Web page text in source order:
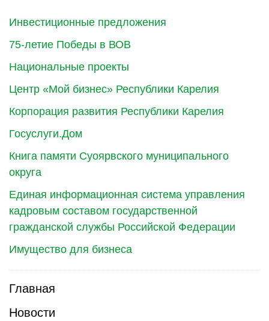
Инвестиционные предложения
75-летие Победы в ВОВ
Национальные проекты
Центр «Мой бизнес» Республики Карелия
Корпорация развития Республики Карелия
Госуслуги.Дом
Книга памяти Суоярвского муниципального
округа
Единая информационная система управления
кадровым составом государственной
гражданской службы Российской Федерации
Имущество для бизнеса
Главная
Новости